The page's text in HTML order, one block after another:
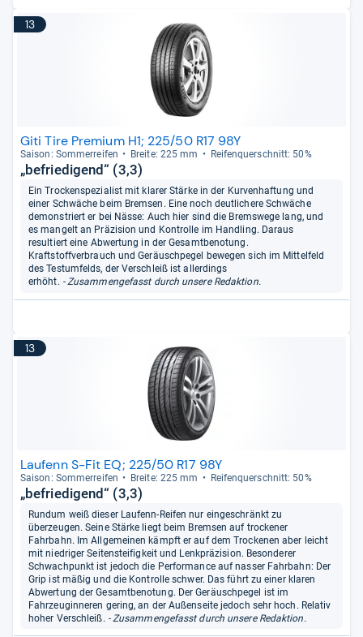
13
Giti Tire Premium H1; 225/50 R17 98Y
Sai­son: Som­mer­rei­fen Breite: 225 mm Rei­fen­quer­schnitt: 50%
„befriedigend“ (3,3)
Ein Trockenspezialist mit klarer Stärke in der Kurvenhaftung und
einer Schwäche beim Bremsen. Eine noch deutlichere Schwäche
demonstriert er bei Nässe: Auch hier sind die Bremswege lang, und
es mangelt an Präzision und Kontrolle im Handling. Daraus
resultiert eine Abwertung in der Gesamtbenotung.
Kraftstoffverbrauch und Geräuschpegel bewegen sich im Mittelfeld
des Testumfelds, der Verschleiß ist allerdings
erhöht. - Zusammengefasst durch unsere Redaktion.
13
Laufenn S-Fit EQ; 225/50 R17 98Y
Sai­son: Som­mer­rei­fen Breite: 225 mm Rei­fen­quer­schnitt: 50%
„befriedigend“ (3,3)
Rundum weiß dieser Laufenn-Reifen nur eingeschränkt zu
überzeugen. Seine Stärke liegt beim Bremsen auf trockener
Fahrbahn. Im Allgemeinen kämpft er auf dem Trockenen aber leicht
mit niedriger Seitensteifigkeit und Lenkpräzision. Besonderer
Schwachpunkt ist jedoch die Performance auf nasser Fahrbahn: Der
Grip ist mäßig und die Kontrolle schwer. Das führt zu einer klaren
Abwertung der Gesamtbenotung. Der Geräuschpegel ist im
Fahrzeuginneren gering, an der Außenseite jedoch sehr hoch. Relativ
hoher Verschleiß. - Zusammengefasst durch unsere Redaktion.